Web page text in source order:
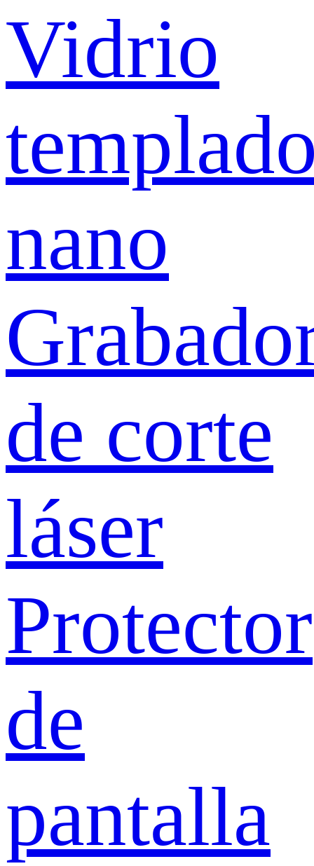
Vidrio
nano
de corte
láser
Protector
de
pantalla